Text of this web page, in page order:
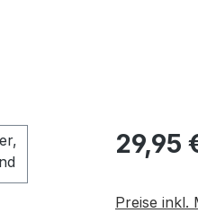
Regulärer
29,95
Preise inkl.